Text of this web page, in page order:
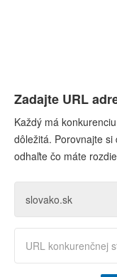
Zadajte URL
Každý má
dôležitá. Porovnajte
odhaľte čo máte